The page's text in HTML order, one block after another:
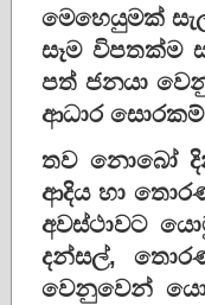
මෙහෙයුමක්
සෑම විපතක්ම
පත් ජනයා
ආධාර
තව නොබෝ
ආදිය හා
අවස්ථාවට
දන්සල්,
වෙනුවෙන්